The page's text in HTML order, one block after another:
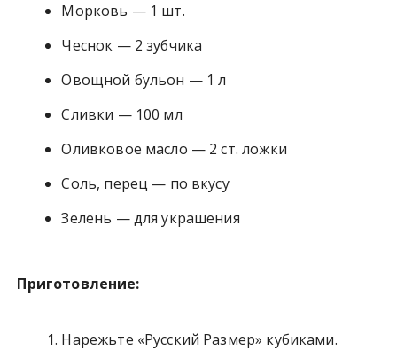
Морковь — 1 шт.
Чеснок — 2 зубчика
Овощной бульон — 1 л
Сливки — 100 мл
Оливковое масло — 2 ст. ложки
Соль, перец — по вкусу
Зелень — для украшения
Приготовление:
Нарежьте «Русский Размер» кубиками.